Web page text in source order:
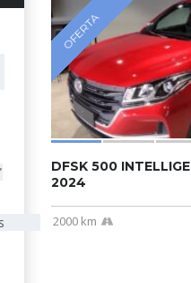
OFERTA
DFSK 500
2024
2000 km